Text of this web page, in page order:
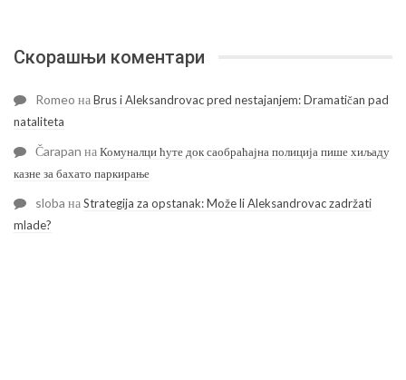
Скорашњи коментари
Romeo наBrus i Aleksandrovac pred nestajanjem: Dramatičan pad
nataliteta
Čarapan наКомуналци ћуте док саобраћајна полиција пише хиљаду
казне за бахато паркирање
sloba наStrategija za opstanak: Može li Aleksandrovac zadržati
mlade?